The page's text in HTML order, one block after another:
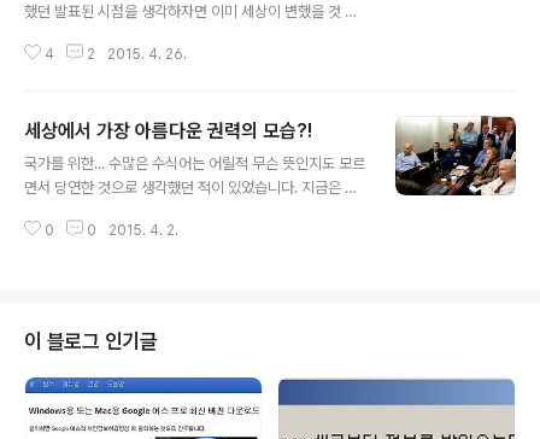
했던 발표된 시점을 생각하자면 이미 세상이 변했을 것 같
로 세상이 변화하고 있다는 건 주지의 사실입니다. 지금 제
다니다 휴학을 하고 취업을 준비하는 조카와 잠시 이야기
나눴고, 얼마 전에는 대학교 학과 동아리 노래모임 선후배
MT에 잠시 참여하여 후배들의 생각을 나눌 기회가 있었는
ㅋ- 공통적인 생각들이 저를 혼란스럽게 만들었습니다. 세
4 2 2015. 4. 26.
세상에서 가장 아름다운 권력의 모습?!
국가를 위한... 수많은 수식어는 어릴적 무슨 뜻인지도 모르
면서 당연한 것으로 생각했던 적이 있었습니다. 지금은 국
갈구하게 되었다는 사실이 다행이라 하지 않을 수 없습니
못한 까닭에... 남에 떡이 커 보인다고 다른 나라 최고 권력
자들의 -우리네 환경에서는 상상하기 어려운- 좋은 모습을
접하게 되면 그렇게 부러울 수가 없습니다. 물론 만족스럽
지는 못하지만 지금과 비교할 때 노통은 그나마 그러려 했
다는 점은 그리움이 되기도 합니다. 어쨌든... 우연히 보게
0 0 2015. 4. 2.
이 블로그 인기글